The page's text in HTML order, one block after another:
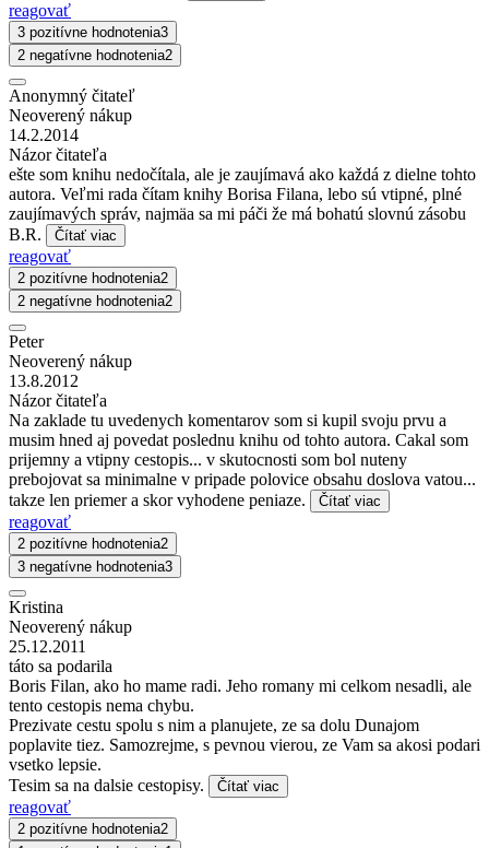
reagovať
3 pozitívne hodnotenia3
2 negatívne hodnotenia2
Anonymný čitateľ
Neoverený nákup
14.2.2014
Názor čitateľa
ešte som knihu nedočítala, ale je zaujímavá ako každá z dielne tohto
autora. Veľmi rada čítam knihy Borisa Filana, lebo sú vtipné, plné
zaujímavých správ, najmäa sa mi páči že má bohatú slovnú zásobu
B.R.
Čítať viac
reagovať
2 pozitívne hodnotenia2
2 negatívne hodnotenia2
Peter
Neoverený nákup
13.8.2012
Názor čitateľa
Na zaklade tu uvedenych komentarov som si kupil svoju prvu a
musim hned aj povedat poslednu knihu od tohto autora. Cakal som
prijemny a vtipny cestopis... v skutocnosti som bol nuteny
prebojovat sa minimalne v pripade polovice obsahu doslova vatou...
takze len priemer a skor vyhodene peniaze.
Čítať viac
reagovať
2 pozitívne hodnotenia2
3 negatívne hodnotenia3
Kristina
Neoverený nákup
25.12.2011
táto sa podarila
Boris Filan, ako ho mame radi. Jeho romany mi celkom nesadli, ale
tento cestopis nema chybu.
Prezivate cestu spolu s nim a planujete, ze sa dolu Dunajom
poplavite tiez. Samozrejme, s pevnou vierou, ze Vam sa akosi podari
vsetko lepsie.
Tesim sa na dalsie cestopisy.
Čítať viac
reagovať
2 pozitívne hodnotenia2